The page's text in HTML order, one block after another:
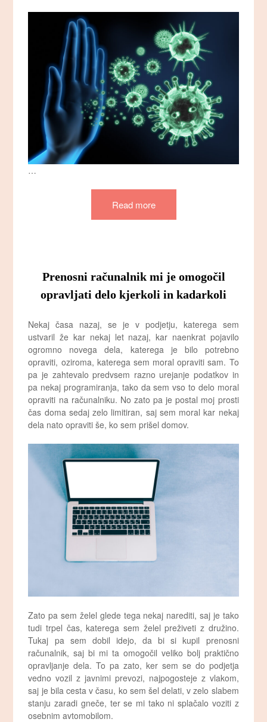
…
Read more
Prenosni računalnik mi je omogočil
opravljati delo kjerkoli in kadarkoli
Nekaj časa nazaj, se je v podjetju, katerega sem
ustvaril že kar nekaj let nazaj, kar naenkrat pojavilo
ogromno novega dela, katerega je bilo potrebno
opraviti, oziroma, katerega sem moral opraviti sam. To
pa je zahtevalo predvsem razno urejanje podatkov in
pa nekaj programiranja, tako da sem vso to delo moral
opraviti na računalniku. No zato pa je postal moj prosti
čas doma sedaj zelo limitiran, saj sem moral kar nekaj
dela nato opraviti še, ko sem prišel domov.
Zato pa sem želel glede tega nekaj narediti, saj je tako
tudi trpel čas, katerega sem želel preživeti z družino.
Tukaj pa sem dobil idejo, da bi si kupil prenosni
računalnik, saj bi mi ta omogočil veliko bolj praktično
opravljanje dela. To pa zato, ker sem se do podjetja
vedno vozil z javnimi prevozi, najpogosteje z vlakom,
saj je bila cesta v času, ko sem šel delati, v zelo slabem
stanju zaradi gneče, ter se mi tako ni splačalo voziti z
osebnim avtomobilom.